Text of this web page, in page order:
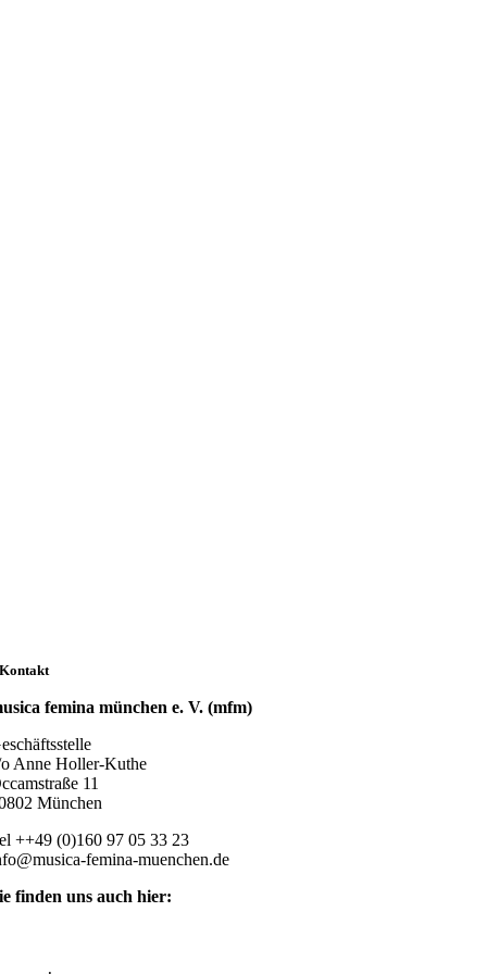
Kontakt
femina münchen e. V. (mfm)
Anne Holler-Kuthe
11
München
++49 (0)160 97 05 33 23
femina-muenchen.de
finden uns auch hier: